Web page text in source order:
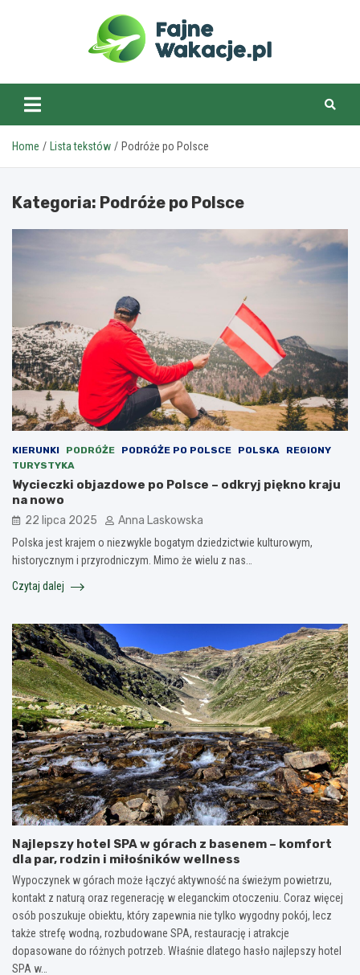
fajnewakacje.pl
Home Lista tekstów Podróże po Polsce
Kategoria: Podróże po Polsce
KIERUNKI PODRÓŻE PODRÓŻE PO POLSCE POLSKA
REGIONY
TURYSTYKA
Wycieczki objazdowe po Polsce – odkryj piękno kraju
na nowo
22 lipca 2025 Anna Laskowska
Polska jest krajem o niezwykle bogatym dziedzictwie kulturowym,
historycznym i przyrodniczym. Mimo że wielu z nas…
Czytaj dalej
Najlepszy hotel SPA w górach z basenem – komfort
dla par, rodzin i miłośników wellness
Wypoczynek w górach może łączyć aktywność na świeżym powietrzu,
kontakt z naturą oraz regenerację w eleganckim otoczeniu. Coraz więcej
osób poszukuje obiektu, który zapewnia nie tylko wygodny pokój, lecz
także strefę wodną, rozbudowane SPA, restaurację i atrakcje
dopasowane do różnych potrzeb. Właśnie dlatego hasło najlepszy hotel
SPA w…